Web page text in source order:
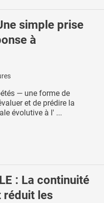
simple prise
à
— une forme de
et de prédire la
évolutive à l' ...
: La continuité
réduit les